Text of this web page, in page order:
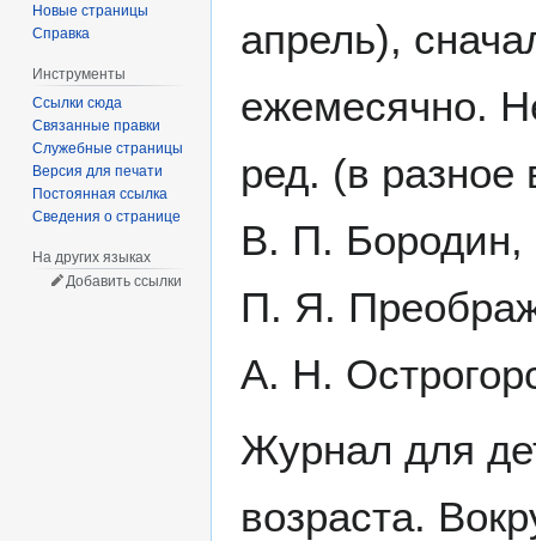
апрель),
ежемесячно.
ред. (в
В. П.
П. Я.
А. Н.
Журнал для
возраста.
Новые страницы
Справка
Инструменты
Ссылки сюда
Связанные правки
Служебные страницы
Версия для печати
Постоянная ссылка
Сведения о странице
На других языках
Добавить ссылки